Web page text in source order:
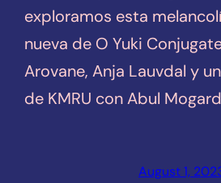
exploramos esta
nueva de O Yuki
Arovane, Anja Lauvdal y
de KMRU con Abul
August 1,